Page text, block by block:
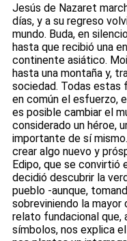
Jesús de Nazaret
días, y a su regreso
mundo. Buda, en
hasta que recibió una
continente asiático.
hasta una montaña y,
sociedad. Todas estas
en común el esfuerzo,
es posible cambiar el
considerado un héroe,
importante de sí
crear algo nuevo y
Edipo, que se convirtió
decidió descubrir la
pueblo -aunque,
sobreviniendo la mayor
relato fundacional que,
símbolos, nos explica